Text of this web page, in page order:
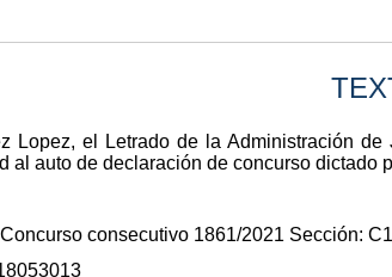
Lopez, el Letrado de la Administración
al auto de declaración de concurso dictado
consecutivo 1861/2021 Sección: C1